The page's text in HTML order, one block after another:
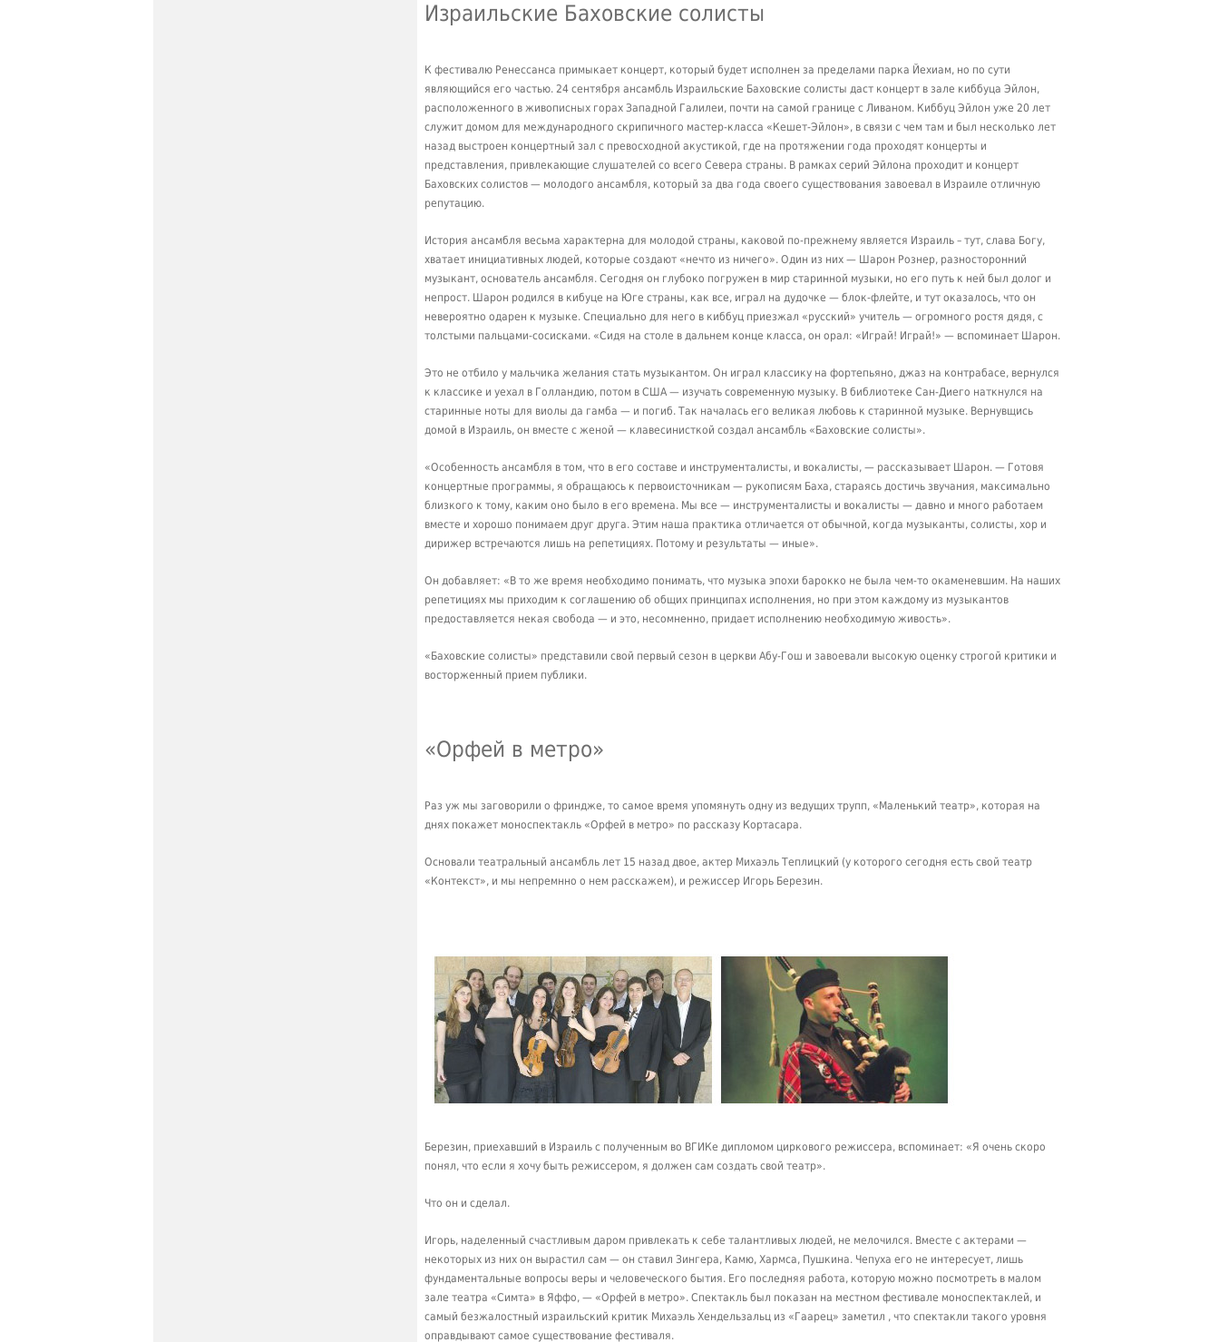
Израильские Баховские солисты
К фестивалю Ренессанса примыкает концерт, который будет исполнен за пределами парка Йехиам, но по сути
являющийся его частью. 24 сентября ансамбль Израильские Баховские солисты даст концерт в зале киббуца Эйлон,
расположенного в живописных горах Западной Галилеи, почти на самой границе с Ливаном. Киббуц Эйлон уже 20 лет
служит домом для международного скрипичного мастер-класса «Кешет-Эйлон», в связи с чем там и был несколько лет
назад выстроен концертный зал с превосходной акустикой, где на протяжении года проходят концерты и
представления, привлекающие слушателей со всего Севера страны. В рамках серий Эйлона проходит и концерт
Баховских солистов — молодого ансамбля, который за два года своего существования завоевал в Израиле отличную
репутацию.
История ансамбля весьма характерна для молодой страны, каковой по-прежнему является Израиль – тут, слава Богу,
хватает инициативных людей, которые создают «нечто из ничего». Один из них — Шарон Рознер, разносторонний
музыкант, основатель ансамбля. Сегодня он глубоко погружен в мир старинной музыки, но его путь к ней был долог и
непрост. Шарон родился в кибуце на Юге страны, как все, играл на дудочке — блок-флейте, и тут оказалось, что он
невероятно одарен к музыке. Специально для него в киббуц приезжал «русский» учитель — огромного ростя дядя, с
толстыми пальцами-сосисками. «Сидя на столе в дальнем конце класса, он орал: «Играй! Играй!» — вспоминает Шарон.
Это не отбило у мальчика желания стать музыкантом. Он играл классику на фортепьяно, джаз на контрабасе, вернулся
к классике и уехал в Голландию, потом в США — изучать современную музыку. В библиотеке Сан-Диего наткнулся на
старинные ноты для виолы да гамба — и погиб. Так началась его великая любовь к старинной музыке. Вернувщись
домой в Израиль, он вместе с женой — клавесинисткой создал ансамбль «Баховские солисты».
«Особенность ансамбля в том, что в его составе и инструменталисты, и вокалисты, — рассказывает Шарон. — Готовя
концертные программы, я обращаюсь к первоисточникам — рукописям Баха, стараясь достичь звучания, максимально
близкого к тому, каким оно было в его времена. Мы все — инструменталисты и вокалисты — давно и много работаем
вместе и хорошо понимаем друг друга. Этим наша практика отличается от обычной, когда музыканты, солисты, хор и
дирижер встречаются лишь на репетициях. Потому и результаты — иные».
Он добавляет: «В то же время необходимо понимать, что музыка эпохи барокко не была чем-то окаменевшим. На наших
репетициях мы приходим к соглашению об общих принципах исполнения, но при этом каждому из музыкантов
предоставляется некая свобода — и это, несомненно, придает исполнению необходимую живость».
«Баховские солисты» представили свой первый сезон в церкви Абу-Гош и завоевали высокую оценку строгой критики и
восторженный прием публики.
«Орфей в метро»
Раз уж мы заговорили о фриндже, то самое время упомянуть одну из ведущих трупп, «Маленький театр», которая на
днях покажет моноспектакль «Орфей в метро» по рассказу Кортасара.
Основали театральный ансамбль лет 15 назад двое, актер Михаэль Теплицкий (у которого сегодня есть свой театр
«Контекст», и мы непремнно о нем расскажем), и режиссер Игорь Березин.
Березин, приехавший в Израиль с полученным во ВГИКе дипломом циркового режиссера, вспоминает: «Я очень скоро
понял, что если я хочу быть режиссером, я должен сам создать свой театр».
Что он и сделал.
Игорь, наделенный счастливым даром привлекать к себе талантливых людей, не мелочился. Вместе с актерами —
некоторых из них он вырастил сам — он ставил Зингера, Камю, Хармса, Пушкина. Чепуха его не интересует, лишь
фундаментальные вопросы веры и человеческого бытия. Его последняя работа, которую можно посмотреть в малом
зале театра «Симта» в Яффо, — «Орфей в метро». Спектакль был показан на местном фестивале моноспектаклей, и
самый безжалостный израильский критик Михаэль Хендельзальц из «Гаарец» заметил , что спектакли такого уровня
оправдывают самое существование фестиваля.